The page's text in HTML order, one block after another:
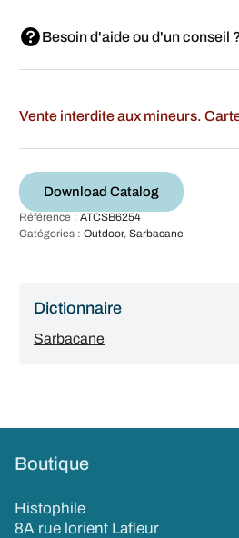
Besoin d'aide ou d'un conseil
Vente interdite aux mineurs.
Download Catalog
Référence : ATCSB6254
Catégories : Outdoor, Sarbacane
Dictionnaire
Sarbacane
Boutique
Histophile
8A rue lorient Lafleur